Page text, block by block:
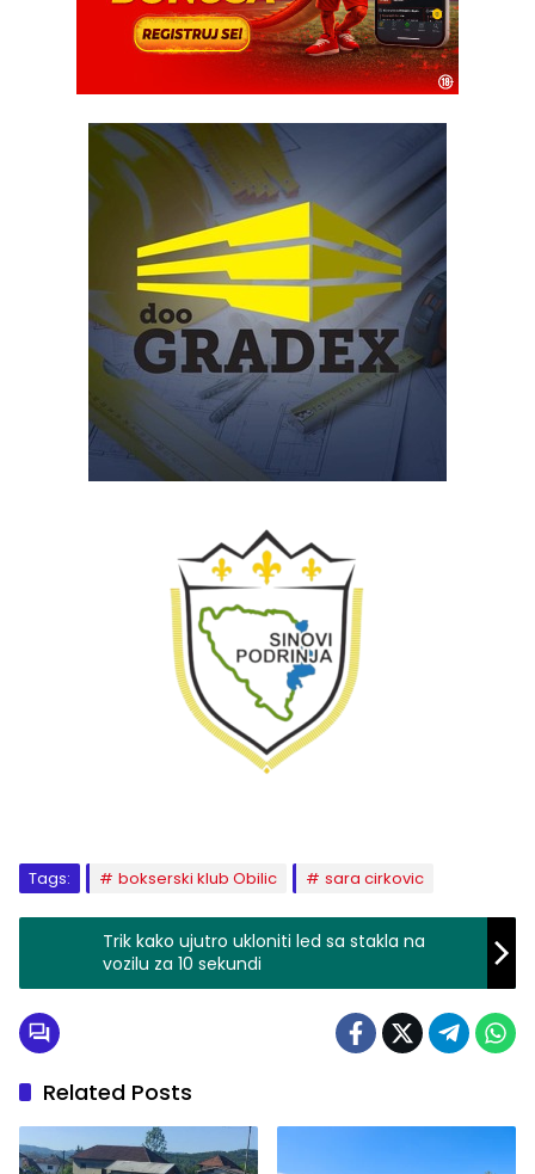
Tags: bokserski klub Obilic sara cirkovic
Trik kako ujutro ukloniti led sa stakla na
vozilu za 10 sekundi
Related Posts